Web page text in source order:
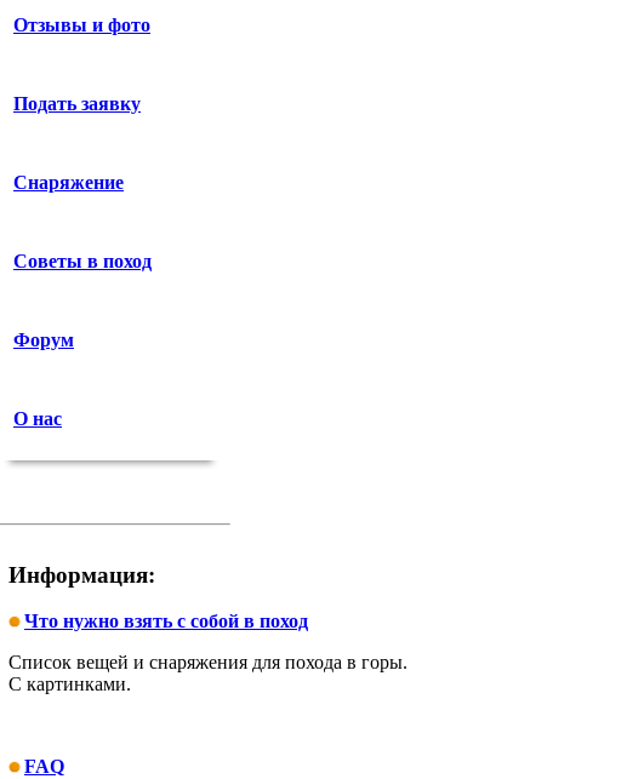
Отзывы и фото
Подать заявку
Снаряжение
Советы в поход
Форум
О нас
Информация:
Что нужно взять с собой в поход
Список вещей и снаряжения для похода в горы.
С картинками.
FAQ